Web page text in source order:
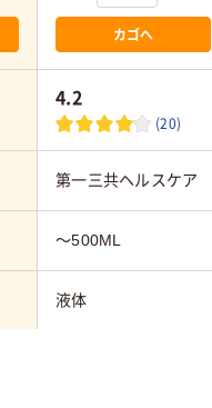
カゴへ
4.2
(20)
第一三共ヘルスケア
～500ML
液体